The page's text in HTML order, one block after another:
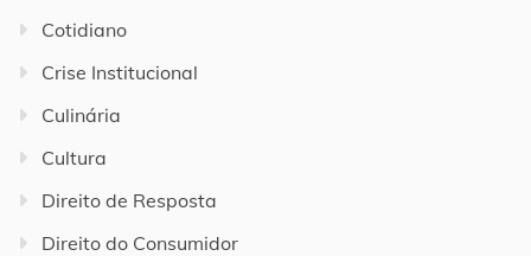
Cotidiano
Crise Institucional
Culinária
Cultura
Direito de Resposta
Direito do Consumidor